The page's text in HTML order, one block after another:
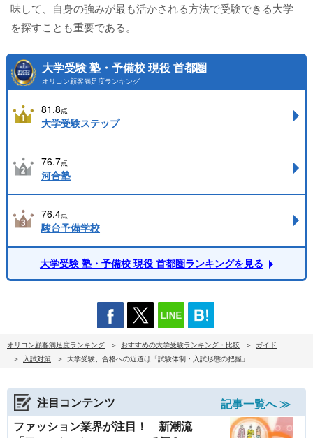
味して、自身の強みが最も活かされる方法で受験できる大学
を探すことも重要である。
大学受験 塾・予備校 現役 首都圏
オリコン顧客満足度ランキング
81.8点
大学受験ステップ
76.7点
河合塾
76.4点
駿台予備学校
大学受験 塾・予備校 現役 首都圏ランキングを見る
オリコン顧客満足度ランキング おすすめの大学受験ランキング・比較
ガイド
入試対策
大学受験、合格への近道は「試験体制・入試形態の把握」
注目コンテンツ
記事一覧へ ≫
ファッション業界が注目！ 新潮流